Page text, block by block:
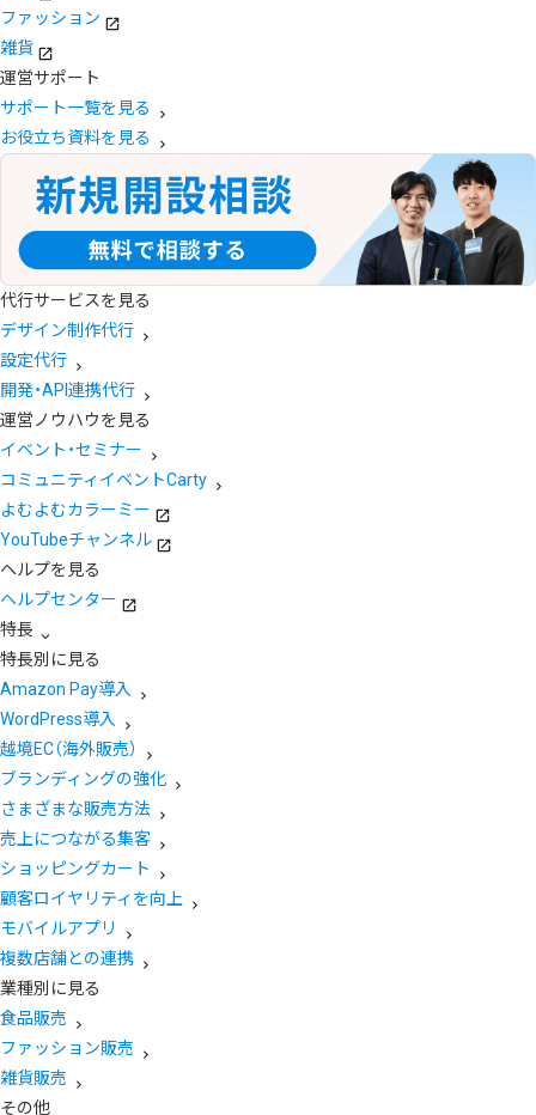
ファッション
雑貨
運営サポート
サポート一覧を見る
お役立ち資料を見る
代行サービスを見る
デザイン制作代行
設定代行
開発・API連携代行
運営ノウハウを見る
イベント・セミナー
コミュニティイベントCarty
よむよむカラーミー
YouTubeチャンネル
ヘルプを見る
ヘルプセンター
特長
特長別に見る
Amazon Pay導入
WordPress導入
越境EC（海外販売）
ブランディングの強化
さまざまな販売方法
売上につながる集客
ショッピングカート
顧客ロイヤリティを向上
モバイルアプリ
複数店舗との連携
業種別に見る
食品販売
ファッション販売
雑貨販売
その他